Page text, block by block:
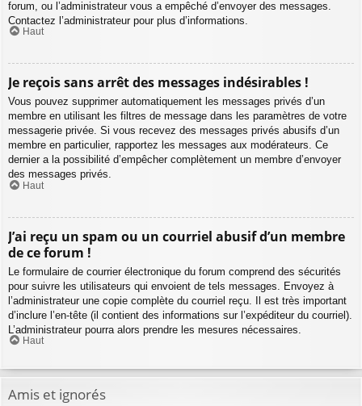
forum, ou l’administrateur vous a empêché d’envoyer des messages.
Contactez l’administrateur pour plus d’informations.
Haut
Je reçois sans arrêt des messages indésirables !
Vous pouvez supprimer automatiquement les messages privés d’un
membre en utilisant les filtres de message dans les paramètres de votre
messagerie privée. Si vous recevez des messages privés abusifs d’un
membre en particulier, rapportez les messages aux modérateurs. Ce
dernier a la possibilité d’empêcher complètement un membre d’envoyer
des messages privés.
Haut
J’ai reçu un spam ou un courriel abusif d’un membre
de ce forum !
Le formulaire de courrier électronique du forum comprend des sécurités
pour suivre les utilisateurs qui envoient de tels messages. Envoyez à
l’administrateur une copie complète du courriel reçu. Il est très important
d’inclure l’en-tête (il contient des informations sur l’expéditeur du courriel).
L’administrateur pourra alors prendre les mesures nécessaires.
Haut
Amis et ignorés